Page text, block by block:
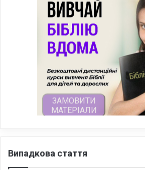
Випадкова стаття